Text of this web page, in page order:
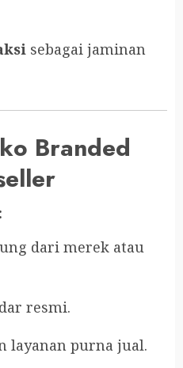
sebagai jaminan
Branded
dari merek atau
resmi.
layanan purna jual.